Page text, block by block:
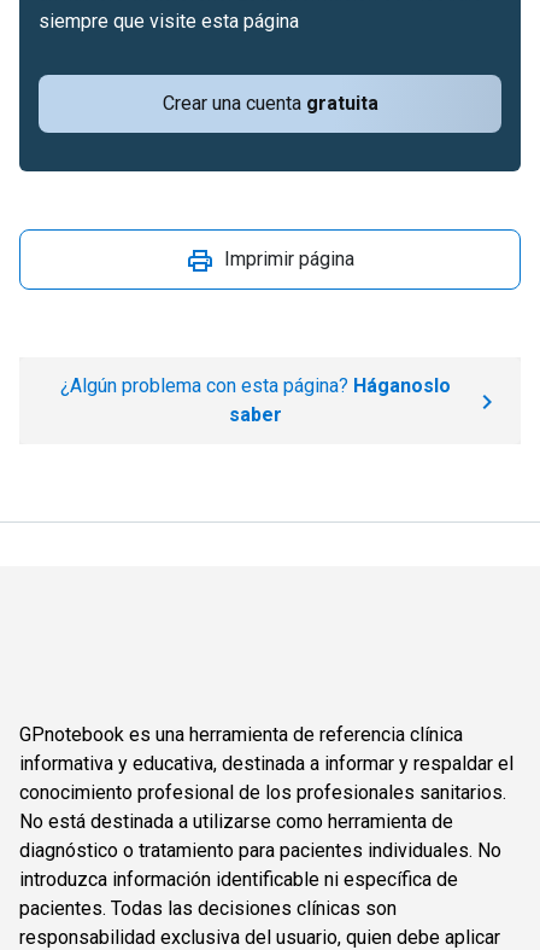
Crear una cuenta gratuita
siempre que visite esta página
Imprimir página
¿Algún problema con esta página? Háganoslo
saber
GPnotebook es una herramienta de referencia clínica
informativa y educativa, destinada a informar y respaldar el
conocimiento profesional de los profesionales sanitarios.
No está destinada a utilizarse como herramienta de
diagnóstico o tratamiento para pacientes individuales. No
introduzca información identificable ni específica de
pacientes. Todas las decisiones clínicas son
responsabilidad exclusiva del usuario, quien debe aplicar